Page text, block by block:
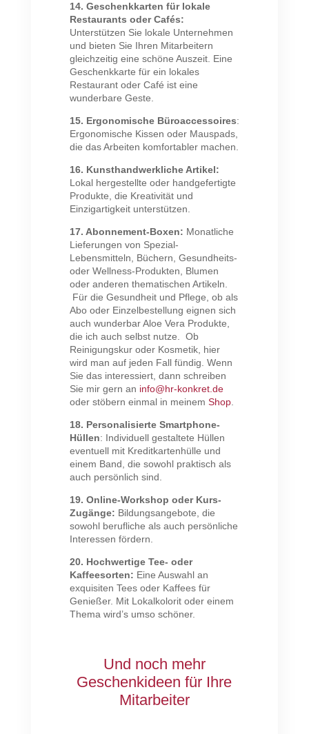
14. Geschenkkarten für lokale
Restaurants oder Cafés:
Unterstützen Sie lokale Unternehmen
und bieten Sie Ihren Mitarbeitern
gleichzeitig eine schöne Auszeit. Eine
Geschenkkarte für ein lokales
Restaurant oder Café ist eine
wunderbare Geste.
15. Ergonomische Büroaccessoires:
Ergonomische Kissen oder Mauspads,
die das Arbeiten komfortabler machen.
16. Kunsthandwerkliche Artikel:
Lokal hergestellte oder handgefertigte
Produkte, die Kreativität und
Einzigartigkeit unterstützen.
17. Abonnement-Boxen: Monatliche
Lieferungen von Spezial-
Lebensmitteln, Büchern, Gesundheits-
oder Wellness-Produkten, Blumen
oder anderen thematischen Artikeln.
Für die Gesundheit und Pflege, ob als
Abo oder Einzelbestellung eignen sich
auch wunderbar Aloe Vera Produkte,
die ich auch selbst nutze. Ob
Reinigungskur oder Kosmetik, hier
wird man auf jeden Fall fündig. Wenn
Sie das interessiert, dann schreiben
Sie mir gern an info@hr-konkret.de
oder stöbern einmal in meinem Shop.
18. Personalisierte Smartphone-
Hüllen: Individuell gestaltete Hüllen
eventuell mit Kreditkartenhülle und
einem Band, die sowohl praktisch als
auch persönlich sind.
19. Online-Workshop oder Kurs-
Zugänge: Bildungsangebote, die
sowohl berufliche als auch persönliche
Interessen fördern.
20. Hochwertige Tee- oder
Kaffeesorten: Eine Auswahl an
exquisiten Tees oder Kaffees für
Genießer. Mit Lokalkolorit oder einem
Thema wird’s umso schöner.
Und noch mehr
Geschenkideen für Ihre
Mitarbeiter